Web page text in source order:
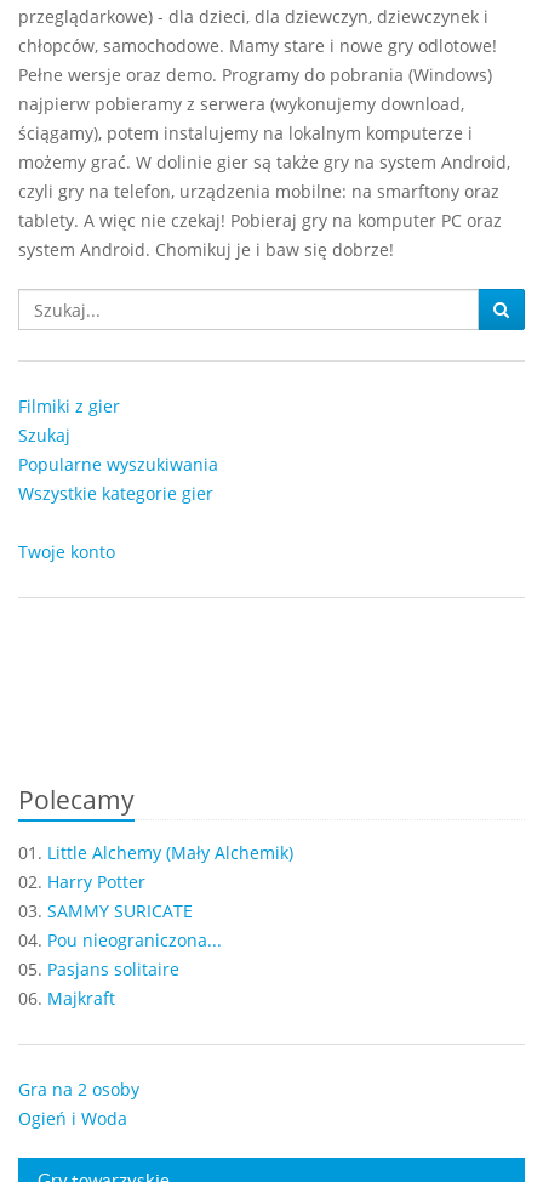
przeglądarkowe) - dla dzieci, dla dziewczyn, dziewczynek i
chłopców, samochodowe. Mamy stare i nowe gry odlotowe!
Pełne wersje oraz demo. Programy do pobrania (Windows)
najpierw pobieramy z serwera (wykonujemy download,
ściągamy), potem instalujemy na lokalnym komputerze i
możemy grać. W dolinie gier są także gry na system Android,
czyli gry na telefon, urządzenia mobilne: na smarftony oraz
tablety. A więc nie czekaj! Pobieraj gry na komputer PC oraz
system Android. Chomikuj je i baw się dobrze!
Filmiki z gier
Szukaj
Popularne wyszukiwania
Wszystkie kategorie gier
Twoje konto
Polecamy
01. Little Alchemy (Mały Alchemik)
02. Harry Potter
03. SAMMY SURICATE
04. Pou nieograniczona...
05. Pasjans solitaire
06. Majkraft
Gra na 2 osoby
Ogień i Woda